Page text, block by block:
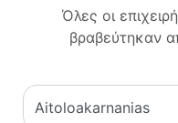
Όλες οι
βραβεύτηκαν